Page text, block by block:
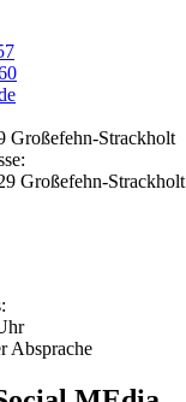
Großefehn-Strackholt
Großefehn-Strackholt
Absprache